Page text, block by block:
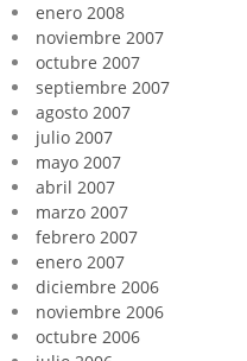
enero 2008
noviembre 2007
octubre 2007
septiembre 2007
agosto 2007
julio 2007
mayo 2007
abril 2007
marzo 2007
febrero 2007
enero 2007
diciembre 2006
noviembre 2006
octubre 2006